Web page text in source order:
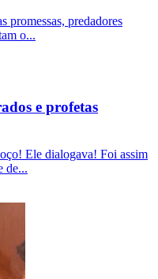
promessas, predadores
o...
e profetas
Ele dialogava! Foi assim
de...